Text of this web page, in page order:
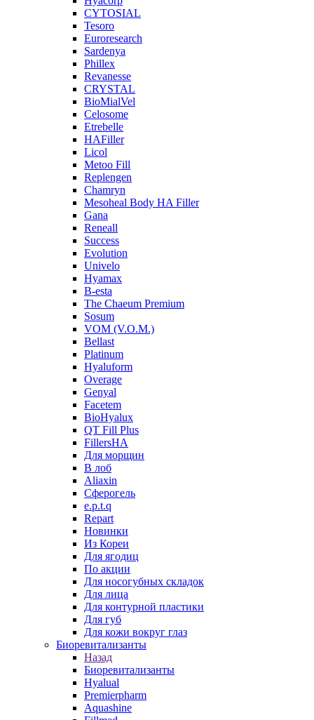
CYTOSIAL
Tesoro
Euroresearch
Sardenya
Phillex
Revanesse
CRYSTAL
BioMialVel
Celosome
Etrebelle
HAFiller
Licol
Metoo Fill
Replengen
Chamryn
Mesoheal Body HA Filler
Gana
Reneall
Success
Evolution
Univelo
Hyamax
B-esta
The Chaeum Premium
Sosum
VOM (V.O.M.)
Bellast
Platinum
Hyaluform
Overage
Genyal
Facetem
BioHyalux
QT Fill Plus
FillersHA
Для морщин
В лоб
Aliaxin
Сферогель
e.p.t.q
Repart
Новинки
Из Кореи
Для ягодиц
По акции
Для носогубных складок
Для лица
Для контурной пластики
Для губ
Для кожи вокруг глаз
Биоревитализанты
Назад
Биоревитализанты
Hyalual
Premierpharm
Aquashine